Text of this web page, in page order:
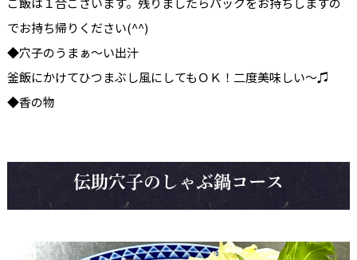
でお持ち帰りください(^^)
◆穴子のうまぁ～い出汁
釜飯にかけてひつまぶし風にしてもＯＫ！二度美味しい～♫
◆香の物
伝助穴子のしゃぶ鍋コース